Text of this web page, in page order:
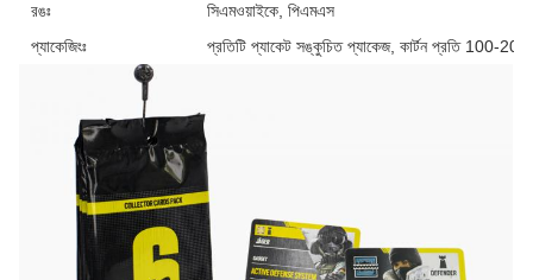
রঙঃ
সিএমওয়াইকে, পিএমএস
প্যাকেজিংঃ
প্রতিটি প্যাকেট সঙ্কুচিত প্যাকেজ, কার্টন প্রতি 100-200